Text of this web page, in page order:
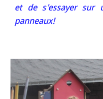
et de s'essayer sur
panneaux!